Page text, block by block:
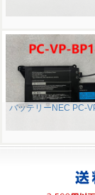
バッテリーNEC PC-